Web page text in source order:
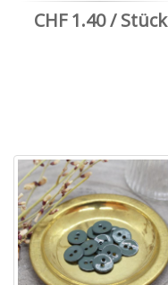
CHF 1.40 / Stück